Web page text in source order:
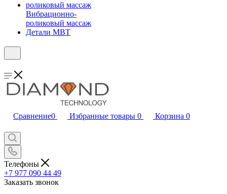
Вибрационно-
роликовый массаж
Детали MBT
Сравнение0 Избранные товары 0 Корзина 0
Телефоны
+7 977 090 44 49
Заказать звонок